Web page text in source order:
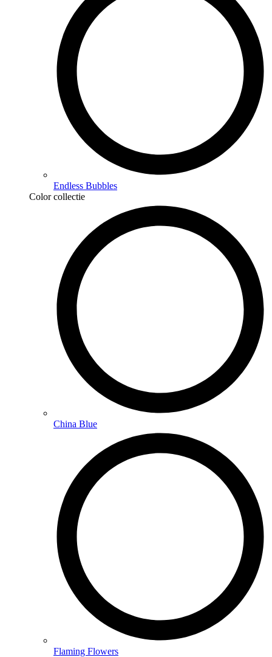
Endless Bubbles
Color collectie
China Blue
Flaming Flowers